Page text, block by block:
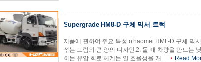
Supergrade HM8-D 구체 믹서 트럭
제품에 관하여:주요 특성 ofhaomei HM8-D 구체 믹
섞는 드럼의 큰 양의 디자인.2. 몰 때 차량을 만드는
히는 유압 회로 체계는 일 효율성을 개...
Read